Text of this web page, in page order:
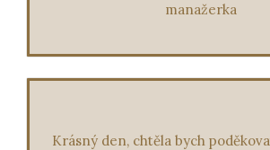
manažerka
Krásný den, chtěla bych